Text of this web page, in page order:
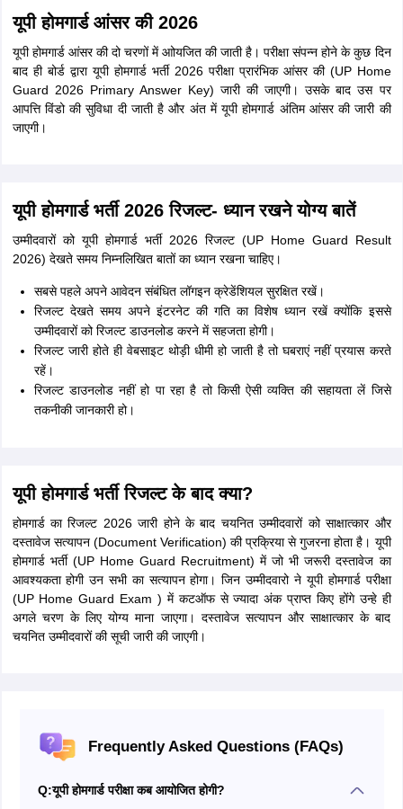
यूपी होमगार्ड आंसर की 2026
यूपी होमगार्ड आंसर की दो चरणों में आोयजित की जाती है। परीक्षा संपन्न होने के कुछ दिन
बाद ही बोर्ड द्वारा यूपी होमगार्ड भर्ती 2026 परीक्षा प्रारंभिक आंसर की (UP Home
Guard 2026 Primary Answer Key) जारी की जाएगी। उसके बाद उस पर
आपत्ति विंडो की सुविधा दी जाती है और अंत में यूपी होमगार्ड अंतिम आंसर की जारी की
जाएगी।
यूपी होमगार्ड भर्ती 2026 रिजल्ट- ध्यान रखने योग्य बातें
उम्मीदवारों को यूपी होमगार्ड भर्ती 2026 रिजल्ट (UP Home Guard Result
2026) देखते समय निम्नलिखित बातों का ध्यान रखना चाहिए।
सबसे पहले अपने आवेदन संबंधित लॉगइन क्रेडेंशियल सुरक्षित रखें।
रिजल्ट देखते समय अपने इंटरनेट की गति का विशेष ध्यान रखें क्योंकि इससे
उम्मीदवारों को रिजल्ट डाउनलोड करने में सहजता होगी।
रिजल्ट जारी होते ही वेबसाइट थोड़ी धीमी हो जाती है तो घबराएं नहीं प्रयास करते
रहें।
रिजल्ट डाउनलोड नहीं हो पा रहा है तो किसी ऐसी व्यक्ति की सहायता लें जिसे
तकनीकी जानकारी हो।
यूपी होमगार्ड भर्ती रिजल्ट के बाद क्या?
होमगार्ड का रिजल्ट 2026 जारी होने के बाद चयनित उम्मीदवारों को साक्षात्कार और
दस्तावेज सत्यापन (Document Verification) की प्रक्रिया से गुजरना होता है। यूपी
होमगार्ड भर्ती (UP Home Guard Recruitment) में जो भी जरूरी दस्तावेज का
आवश्यकता होगी उन सभी का सत्यापन होगा। जिन उम्मीदवारो ने यूपी होमगार्ड परीक्षा
(UP Home Guard Exam ) में कटऑफ से ज्यादा अंक प्राप्त किए होंगे उन्हे ही
अगले चरण के लिए योग्य माना जाएगा। दस्तावेज सत्यापन और साक्षात्कार के बाद
चयनित उम्मीदवारों की सूची जारी की जाएगी।
Frequently Asked Questions (FAQs)
Q:यूपी होमगार्ड परीक्षा कब आयोजित होगी?